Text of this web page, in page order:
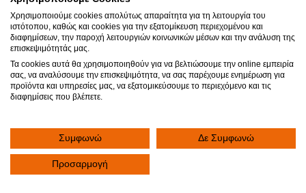
Αντίθετα, με την εφαρμογή της ακτινοχειρουργικής,
ο τοπικός έλεγχος της νόσου για τον πρώτο χρόνο
μπορεί να φτάσει έως και το 97%, με τη δυνατότητα
επανάληψης των θεραπειών να ενισχύει περαιτέρω
τον τοπικό έλεγχο της νόσου.
Μπορεί η ακτινοχειρουργική να
Χρησιμοποιούμε cookies απολύτως απαραίτητα για τη λειτουργία του
ιστότοπου, καθώς και cookies για την εξατομίκευση περιεχομένου και
διαφημίσεων, την παροχή λειτουργιών κοινωνικών μέσων και την ανάλυση της
επισκεψιμότητάς μας.
Τα cookies αυτά θα χρησιμοποιηθούν για να βελτιώσουμε την online εμπειρία
σας, να αναλύσουμε την επισκεψιμότητα, να σας παρέχουμε ενημέρωση για
προϊόντα και υπηρεσίες μας, να εξατομικεύσουμε το περιεχόμενο και τις
διαφημίσεις που βλέπετε.
Συμφωνώ Δε Συμφωνώ
Προσαρμογή